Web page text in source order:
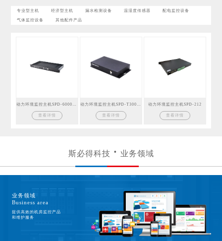
专业型主机 经济型主机 漏水检测设备 温湿度传感器 配电监控设备
气体监控设备 其他配件产品
查看详情 查看详情
动力环境监控主机SPD-212
查看详情
斯必得科技 业务领域
业务领域
Business area
提供高效的机房监控产品
和维护服务